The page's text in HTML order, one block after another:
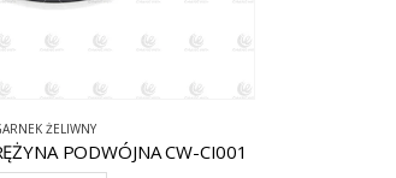
ŻELIWNY
PODWÓJNA CW-CI001